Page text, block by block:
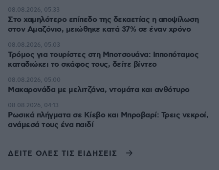
Στο χαμηλότερο επίπεδο της δεκαετίας η αποψίλωση
στον Αμαζόνιο, μειώθηκε κατά 37% σε έναν χρόνο
08.08.2026, 05:33
Τρόμος για τουρίστες στη Μποτσουάνα: Ιπποπόταμος
καταδιώκει το σκάφος τους, δείτε βίντεο
08.08.2026, 05:03
Μακαρονάδα με μελιτζάνα, ντομάτα και ανθότυρο
08.08.2026, 05:00
Ρωσικά πλήγματα σε Κίεβο και Μπροβαρί: Τρεις νεκροί,
ανάμεσά τους ένα παιδί
08.08.2026, 04:13
ΔΕΙΤΕ ΟΛΕΣ ΤΙΣ ΕΙΔΗΣΕΙΣ